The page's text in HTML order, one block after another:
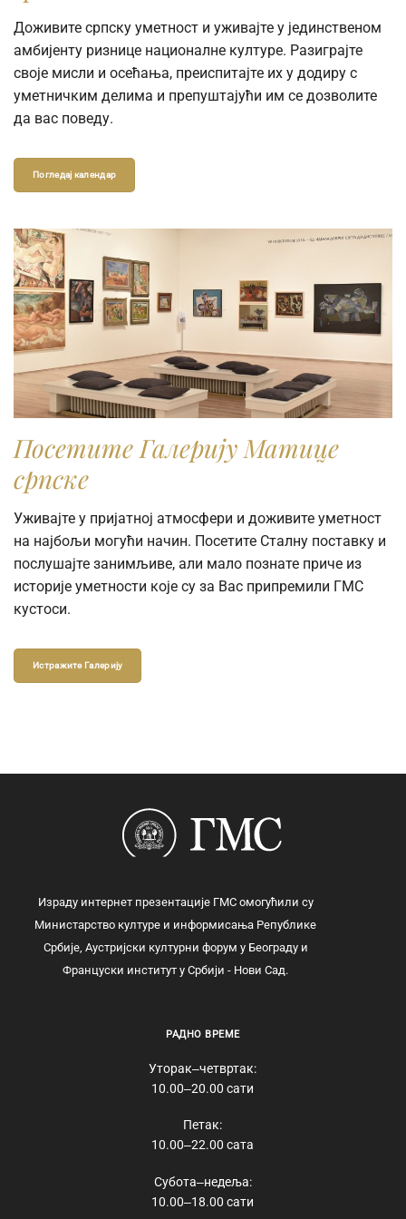
publikovanja ili reprodukovanja u naučne, stručne ili
komercijalne svrhe, molimo vas da popunite online
Zahtev za izdavanje digitalne fotografije.
Доживите српску уметност и уживајте у јединственом
амбијенту ризнице националне културе. Разиграјте
своје мисли и осећања, преиспитајте их у додиру с
уметничким делима и препуштајући им се дозволите
да вас поведу.
Погледај календар
Посетите Галерију Матице
српске
Уживајте у пријатној атмосфери и доживите уметност
на најбољи могући начин. Посетите Сталну поставку и
послушајте занимљиве, али мало познате приче из
историје уметности које су за Вас припремили ГМС
кустоси.
Истражите Галерију
Израду интернет презентације ГМС омогућили су
Министарство културе и информисања Републике
Србије, Аустријски културни форум у Београду и
Француски институт у Србији - Нови Сад.
РАДНО ВРЕМЕ
Уторак‒четвртак:
10.00‒20.00 сати
Петак:
10.00‒22.00 сата
Субота‒недеља:
10.00‒18.00 сати